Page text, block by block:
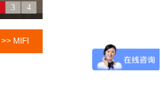
3 4
>> MIFI